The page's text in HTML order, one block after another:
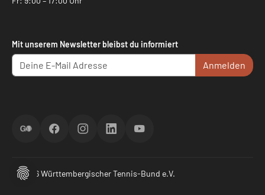
Mit unserem Newsletter bleibst du informiert
Anmelden
ScoreGOFacebookInstagramLinkedInYouTube
© 2026 Württembergischer Tennis-Bund e.V.